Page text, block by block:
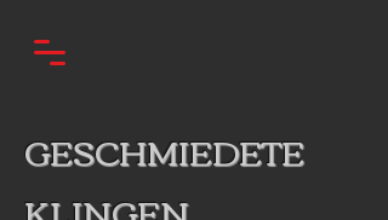
GESCHMIEDETE